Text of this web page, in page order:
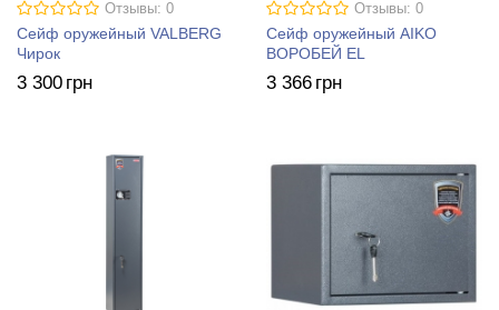
Отзывы: 0
Сейф оружейный VALBERG
Чирок
3 300 грн
Отзывы: 0
Сейф оружейный AIKO
ВОРОБЕЙ EL
3 366 грн